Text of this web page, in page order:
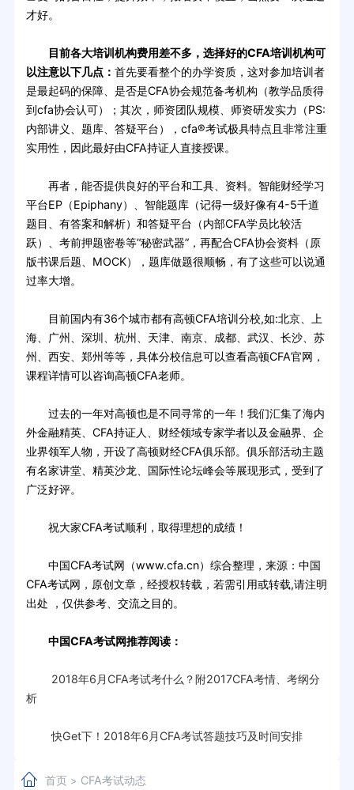
才好。
目前各大培训机构费用差不多，选择好的CFA培训机构可
以注意以下几点： 首先要看整个的办学资质，这对参加培训者
是最起码的保障、是否是CFA协会规范备考机构（教学品质得
到cfa协会认可）；其次，师资团队规模、师资研发实力（PS:
内部讲义、题库、答疑平台），cfa®考试极具特点且非常注重
实用性，因此最好由CFA持证人直接授课。
再者，能否提供良好的平台和工具、资料。智能财经学习
平台EP（Epiphany）、智能题库（记得一级好像有4-5千道
题目、有答案和解析）和答疑平台（内部CFA学员比较活
跃）、考前押题密卷等“秘密武器”，再配合CFA协会资料（原
版书课后题、MOCK），题库做题很顺畅，有了这些可以说通
过率大增。
目前国内有36个城市都有高顿CFA培训分校,如:北京、上
海、广州、深圳、杭州、天津、南京、成都、武汉、长沙、苏
州、西安、郑州等等，具体分校信息可以查看高顿CFA官网，
课程详情可以咨询高顿CFA老师。
过去的一年对高顿也是不同寻常的一年！我们汇集了海内
外金融精英、CFA持证人、财经领域专家学者以及金融界、企
业界领军人物，开设了高顿财经CFA俱乐部。俱乐部活动主题
有名家讲堂、精英沙龙、国际性论坛峰会等展现形式，受到了
广泛好评。
祝大家CFA考试顺利，取得理想的成绩！
中国CFA考试网（www.cfa.cn）综合整理，来源：中国
CFA考试网，原创文章，经授权转载，若需引用或转载,请注明
出处 ，仅供参考、交流之目的。
中国CFA考试网推荐阅读：
2018年6月CFA考试考什么？附2017CFA考情、考纲分
析
快Get下！2018年6月CFA考试答题技巧及时间安排
首页> CFA考试动态